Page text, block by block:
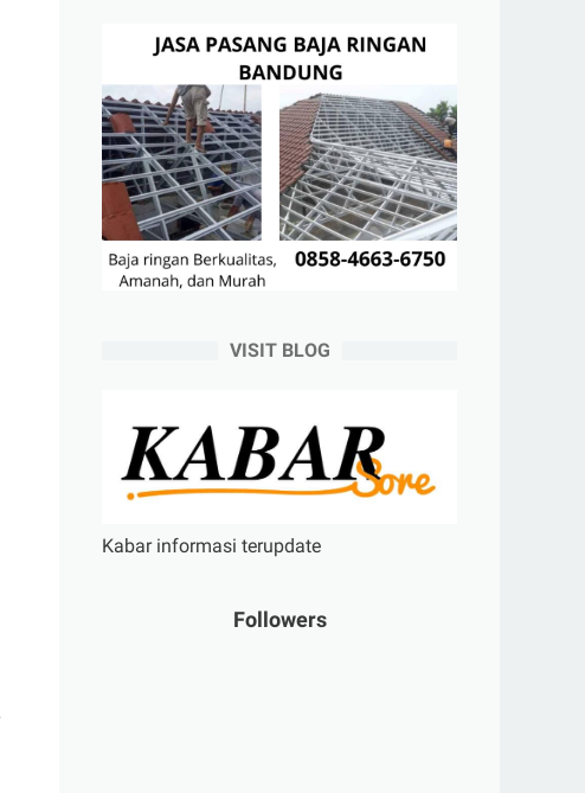
VISIT BLOG
Kabar informasi terupdate
Followers